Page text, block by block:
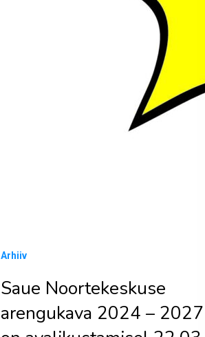
Arhiiv
Saue Noortekeskuse
arengukava 2024 – 2027